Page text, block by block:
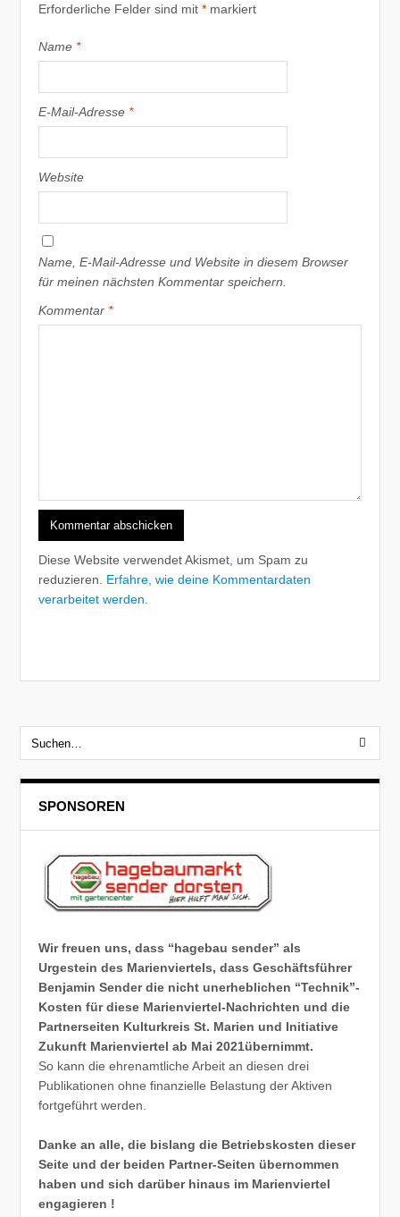
Erforderliche Felder sind mit* markiert
Name *
E-Mail-Adresse *
Website
Name, E-Mail-Adresse und Website in diesem Browser
für meinen nächsten Kommentar speichern.
Kommentar *
Diese Website verwendet Akismet, um Spam zu
reduzieren. Erfahre, wie deine Kommentardaten
verarbeitet werden.
SPONSOREN
Wir freuen uns, dass “hagebau sender” als
Urgestein des Marienviertels, dass Geschäftsführer
Benjamin Sender die nicht unerheblichen “Technik”-
Kosten für diese Marienviertel-Nachrichten und die
Partnerseiten Kulturkreis St. Marien und Initiative
Zukunft Marienviertel ab Mai 2021übernimmt.
So kann die ehrenamtliche Arbeit an diesen drei
Publikationen ohne finanzielle Belastung der Aktiven
fortgeführt werden.
Danke an alle, die bislang die Betriebskosten dieser
Seite und der beiden Partner-Seiten übernommen
haben und sich darüber hinaus im Marienviertel
engagieren !